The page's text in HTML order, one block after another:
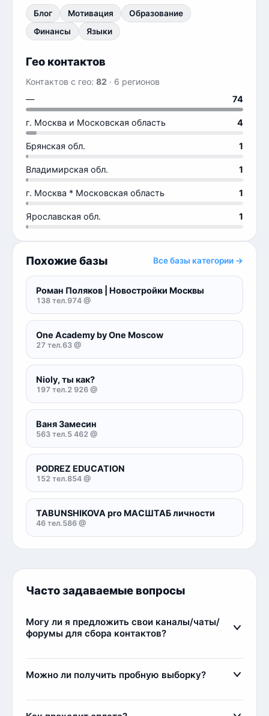
Блог Мотивация
Образование
Финансы
Языки
Гео контактов
Контактов с гео: 82 · 6 регионов
—
74
г. Москва и Московская область 4
Брянская обл. 1
Владимирская обл. 1
г. Москва * Московская область 1
Ярославская обл. 1
Похожие базы Все базы категории →
Роман Поляков | Новостройки Москвы
138 тел.974 @
One Academy by One Moscow
27 тел.63 @
Nioly, ты как?
197 тел.2 926 @
Ваня Замесин
563 тел.5 462 @
PODREZ EDUCATION
152 тел.854 @
TABUNSHIKOVA pro МАСШТАБ личности
46 тел.586 @
Часто задаваемые вопросы
Могу ли я предложить свои каналы/чаты/
форумы для сбора контактов?
парсинга. Есть два варианта сотрудничества:
1) Мы парсим и выкладываем контакты у себя,
2) Индивидуальный парсинг по вашим
Можно ли получить пробную выборку?
бесплатно. Вы можете ознакомиться с частью